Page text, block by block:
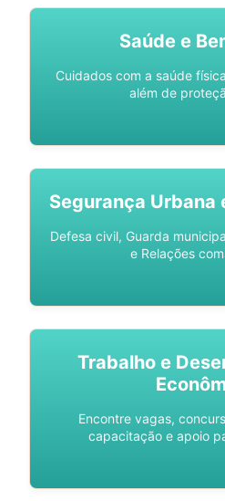
Saúde e
Cuidados com a saúde
além de
Segurança Urbana
Defesa civil, Guarda
e Relações
Trabalho e
Encontre vagas,
capacitação e apoio